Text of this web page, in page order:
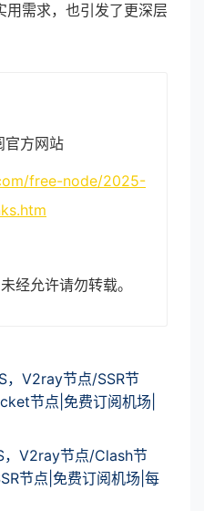
用需求，也引发了更深层
官方网站
free-node/2025-
经允许请勿转载。
，V2ray节点/SSR节
节点|免费订阅机场|
，V2ray节点/Clash节
节点|免费订阅机场|每